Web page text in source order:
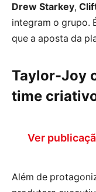
Drew Starkey,
integram o grupo.
que a aposta da
Taylor-Joy
time
Ver
Além de